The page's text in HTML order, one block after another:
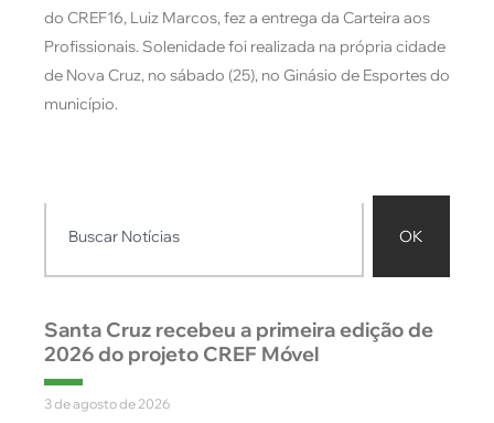
do CREF16, Luiz Marcos, fez a entrega da Carteira aos
Profissionais. Solenidade foi realizada na própria cidade
de Nova Cruz, no sábado (25), no Ginásio de Esportes do
município.
OK
Santa Cruz recebeu a primeira edição de
2026 do projeto CREF Móvel
3 de agosto de 2026